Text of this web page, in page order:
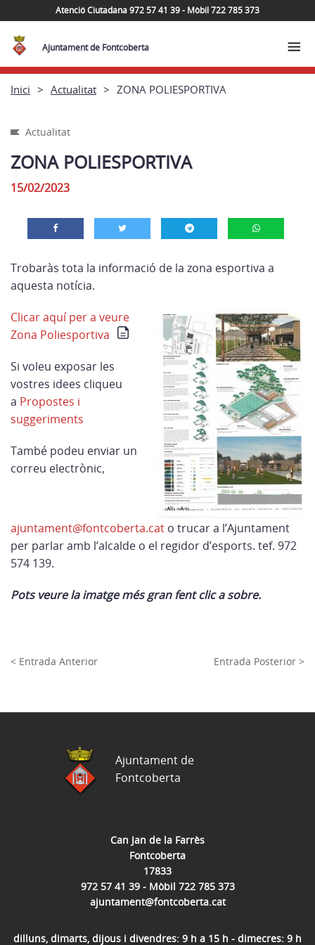
Atenció Ciutadana 972 57 41 39 - Mòbil 722 785 373
Ajuntament de Fontcoberta
Inici Actualitat ZONA POLIESPORTIVA
Actualitat
ZONA POLIESPORTIVA
15/02/2023
Trobaràs tota la informació de la zona esportiva a
aquesta notícia.
Clicar aquí per a veure
Zona Poliesportiva
Si voleu exposar les
vostres idees cliqueu
a Propostes i
suggeriments
També podeu enviar un
correu electrònic,
ajuntament@fontcoberta.cat o trucar a l’Ajuntament
per parlar amb l’alcalde o el regidor d’esports. tef. 972
574 139.
Pots veure la imatge més gran fent clic a sobre.
< Entrada Anterior Entrada Posterior >
Can Jan de la Farrès
Fontcoberta
17833
972 57 41 39 - Mòbil 722 785 373
ajuntament@fontcoberta.cat
dilluns, dimarts, dijous i divendres: 9 h a 15 h - dimecres: 9 h
Ajuntament de
Fontcoberta